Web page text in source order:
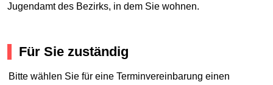
Jugendamt des Bezirks, in dem Sie wohnen.
Für Sie zuständig
Bitte wählen Sie für eine Terminvereinbarung einen